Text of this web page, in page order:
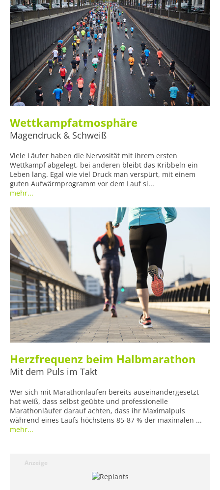
Wettkampfatmosphäre
Magendruck & Schweiß
Viele Läufer haben die Nervosität mit ihrem ersten
Wettkampf abgelegt, bei anderen bleibt das Kribbeln ein
Leben lang. Egal wie viel Druck man verspürt, mit einem
guten Aufwärmprogramm vor dem Lauf si...
mehr...
Herzfrequenz beim Halbmarathon
Mit dem Puls im Takt
Wer sich mit Marathonlaufen bereits auseinandergesetzt
hat weiß, dass selbst geübte und professionelle
Marathonläufer darauf achten, dass ihr Maximalpuls
während eines Laufs höchstens 85-87 % der maximalen ...
mehr...
Anzeige